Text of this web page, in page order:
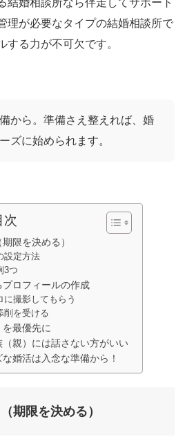
結婚相談所なら伴走してサポート
理が必要なタイプの結婚相談所で
する力が不可欠です。
から。準備さえ整えれば、婚
ズに始められます。
次
限を決める）
設定方法
3つ
ロフィールの作成
に撮影してもらう
削を受ける
最優先に
親）には話さない方がいい
婚活は入念な準備から！
期限を決める）